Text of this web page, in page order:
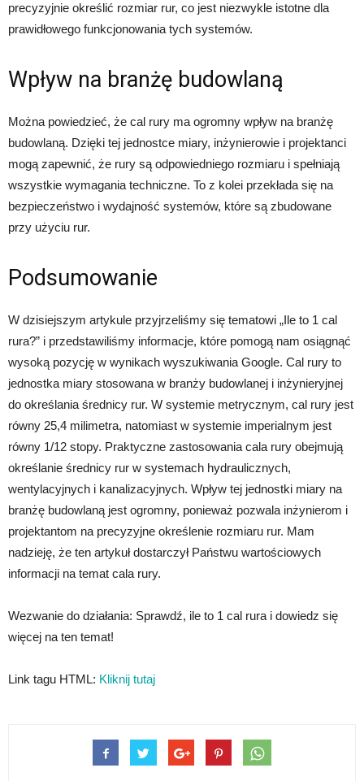
precyzyjnie określić rozmiar rur, co jest niezwykle istotne dla
prawidłowego funkcjonowania tych systemów.
Wpływ na branżę budowlaną
Można powiedzieć, że cal rury ma ogromny wpływ na branżę
budowlaną. Dzięki tej jednostce miary, inżynierowie i projektanci
mogą zapewnić, że rury są odpowiedniego rozmiaru i spełniają
wszystkie wymagania techniczne. To z kolei przekłada się na
bezpieczeństwo i wydajność systemów, które są zbudowane
przy użyciu rur.
Podsumowanie
W dzisiejszym artykule przyjrzeliśmy się tematowi „Ile to 1 cal
rura?” i przedstawiliśmy informacje, które pomogą nam osiągnąć
wysoką pozycję w wynikach wyszukiwania Google. Cal rury to
jednostka miary stosowana w branży budowlanej i inżynieryjnej
do określania średnicy rur. W systemie metrycznym, cal rury jest
równy 25,4 milimetra, natomiast w systemie imperialnym jest
równy 1/12 stopy. Praktyczne zastosowania cala rury obejmują
określanie średnicy rur w systemach hydraulicznych,
wentylacyjnych i kanalizacyjnych. Wpływ tej jednostki miary na
branżę budowlaną jest ogromny, ponieważ pozwala inżynierom i
projektantom na precyzyjne określenie rozmiaru rur. Mam
nadzieję, że ten artykuł dostarczył Państwu wartościowych
informacji na temat cala rury.
Wezwanie do działania: Sprawdź, ile to 1 cal rura i dowiedz się
więcej na ten temat!
Link tagu HTML: Kliknij tutaj